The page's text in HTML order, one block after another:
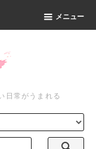
メニュー
日常がうまれる